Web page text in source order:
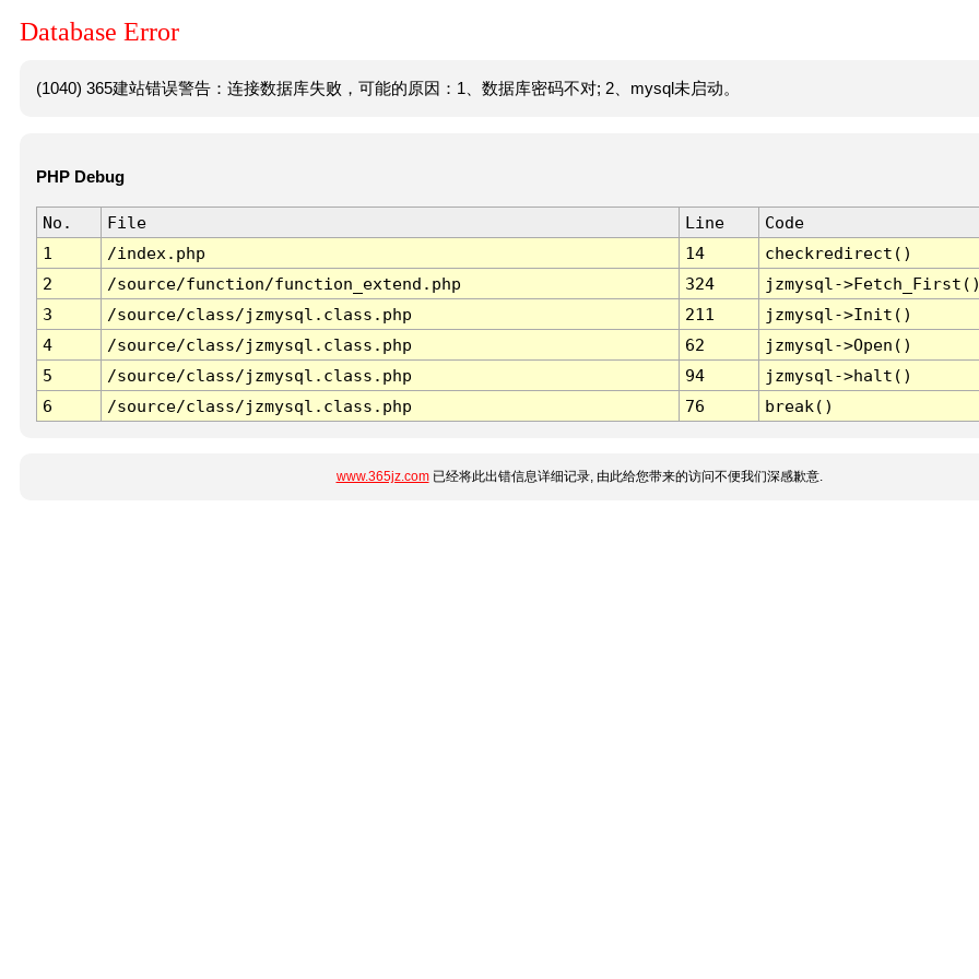
Database Error
(1040) 365建站错误警告：连接数据库失败，可能的原因：1、数据库密码不对; 2、mysql未启动。
PHP Debug
No. File Line
Code
1
/index.php 14
checkredirect()
2
/source/function/function_extend.php 324
jzmysql-
3
/source/class/jzmysql.class.php 211
jzmysql->Init()
4
/source/class/jzmysql.class.php 62
jzmysql->Open()
5
/source/class/jzmysql.class.php 94
jzmysql->halt()
6
/source/class/jzmysql.class.php 76 break()
www.365jz.com已经将此出错信息详细记录, 由此给您带来的访问不便我们深感歉意.